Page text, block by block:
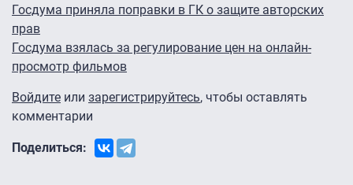
Госдума приняла поправки в ГК о защите авторских
прав
Госдума взялась за регулирование цен на онлайн-
просмотр фильмов
Войдите или зарегистрируйтесь, чтобы оставлять
комментарии
Поделиться: